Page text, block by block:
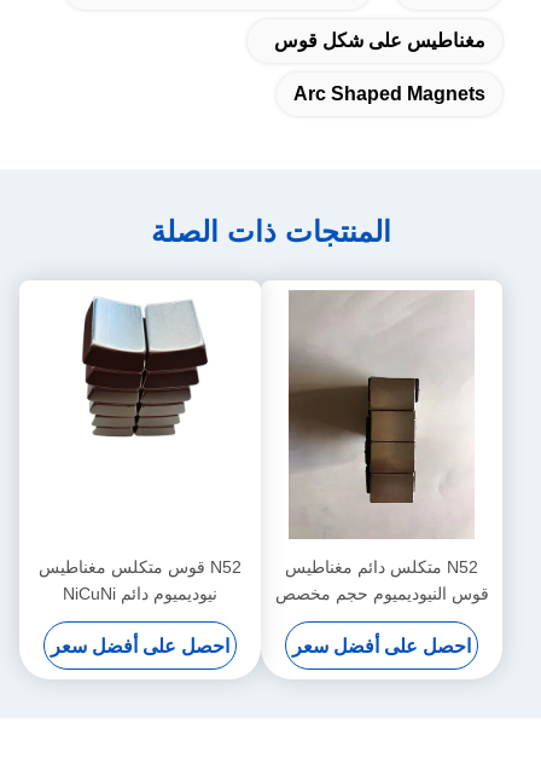
مغناطيس على شكل قوس
Arc Shaped Magnets
المنتجات ذات الصلة
N52 متكلس دائم مغناطيس
قوس النيوديميوم حجم مخصص
NiCuNi
احصل على أفضل سعر
N52 قوس متكلس مغناطيس
نيوديميوم دائم NiCuNi
25mmx30mmx9m
احصل على أفضل سعر